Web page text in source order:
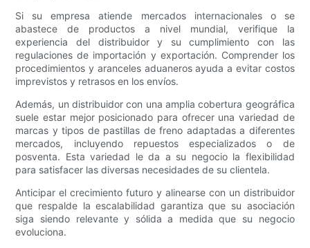
Si su empresa atiende mercados internacionales o se
abastece de productos a nivel mundial, verifique la
experiencia del distribuidor y su cumplimiento con las
regulaciones de importación y exportación. Comprender los
procedimientos y aranceles aduaneros ayuda a evitar costos
imprevistos y retrasos en los envíos.
Además, un distribuidor con una amplia cobertura geográfica
suele estar mejor posicionado para ofrecer una variedad de
marcas y tipos de pastillas de freno adaptadas a diferentes
mercados, incluyendo repuestos especializados o de
posventa. Esta variedad le da a su negocio la flexibilidad
para satisfacer las diversas necesidades de su clientela.
Anticipar el crecimiento futuro y alinearse con un distribuidor
que respalde la escalabilidad garantiza que su asociación
siga siendo relevante y sólida a medida que su negocio
evoluciona.